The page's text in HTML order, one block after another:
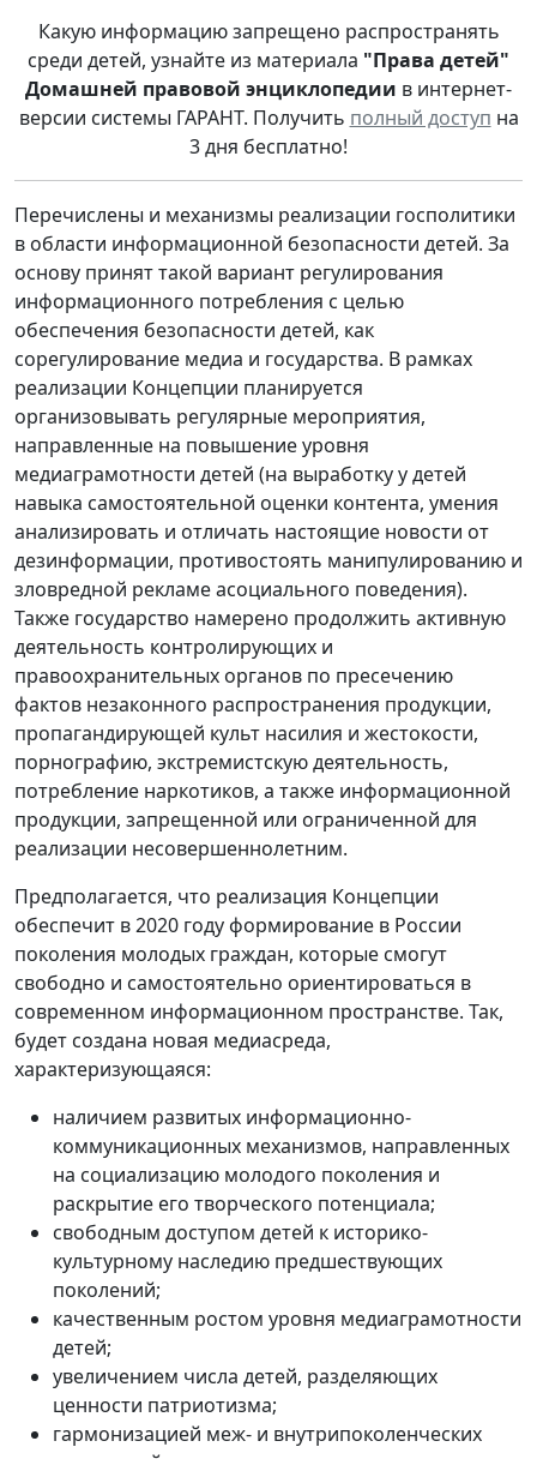
Какую информацию запрещено распространять
среди детей, узнайте из материала "Права детей"
Домашней правовой энциклопедии в интернет-
версии системы ГАРАНТ. Получить полный доступ на
3 дня бесплатно!
Перечислены и механизмы реализации госполитики
в области информационной безопасности детей. За
основу принят такой вариант регулирования
информационного потребления с целью
обеспечения безопасности детей, как
сорегулирование медиа и государства. В рамках
реализации Концепции планируется
организовывать регулярные мероприятия,
направленные на повышение уровня
медиаграмотности детей (на выработку у детей
навыка самостоятельной оценки контента, умения
анализировать и отличать настоящие новости от
дезинформации, противостоять манипулированию и
зловредной рекламе асоциального поведения).
Также государство намерено продолжить активную
деятельность контролирующих и
правоохранительных органов по пресечению
фактов незаконного распространения продукции,
пропагандирующей культ насилия и жестокости,
порнографию, экстремистскую деятельность,
потребление наркотиков, а также информационной
продукции, запрещенной или ограниченной для
реализации несовершеннолетним.
Предполагается, что реализация Концепции
обеспечит в 2020 году формирование в России
поколения молодых граждан, которые смогут
свободно и самостоятельно ориентироваться в
современном информационном пространстве. Так,
будет создана новая медиасреда,
характеризующаяся:
наличием развитых информационно-
коммуникационных механизмов, направленных
на социализацию молодого поколения и
раскрытие его творческого потенциала;
свободным доступом детей к историко-
культурному наследию предшествующих
поколений;
качественным ростом уровня медиаграмотности
детей;
увеличением числа детей, разделяющих
ценности патриотизма;
гармонизацией меж- и внутрипоколенческих